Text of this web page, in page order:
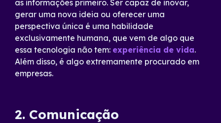
as informações primeiro. Ser capaz de inovar,
gerar uma nova ideia ou oferecer uma
perspectiva única é uma habilidade
exclusivamente humana, que vem de algo que
essa tecnologia não tem: experiência de vida.
Além disso, é algo extremamente procurado em
empresas.
2. Comunicação